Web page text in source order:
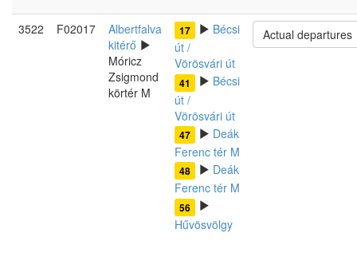
3522 F02017
Albertfalva
kitérő
Móricz
Zsigmond
körtér M
17
Bécsi
út /
Vörösvári út
41
Bécsi
út /
Vörösvári út
47
Deák
Ferenc tér M
48
Deák
Ferenc tér M
56
Hűvösvölgy
Actual departures